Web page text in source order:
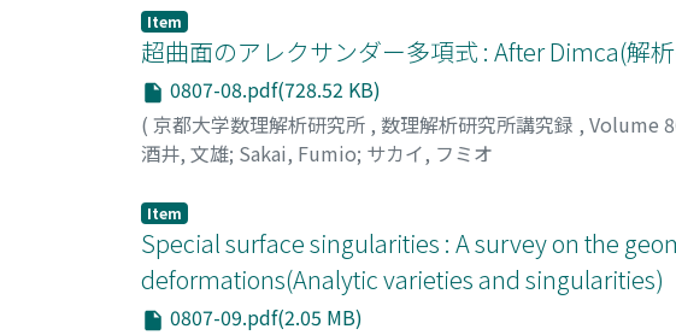
Item
超曲面のアレクサンダー多項式 : After Dimca(解
0807-08.pdf(728.52 KB)
( 京都大学数理解析研究所 , 数理解析研究所講究録 , Volume
酒井, 文雄; Sakai, Fumio; サカイ, フミオ
Item
Special surface singularities : A survey on the
deformations(Analytic varieties and singularities)
0807-09.pdf(2.05 MB)